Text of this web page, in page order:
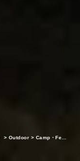
> Outdoor > Camp・Fes